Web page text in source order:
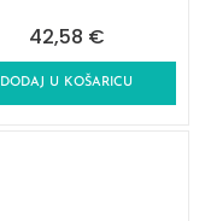
42,58 €
DODAJ U KOŠARICU